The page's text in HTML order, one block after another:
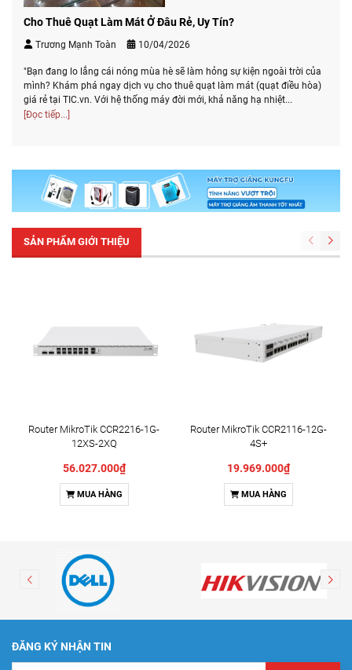
Cho Thuê Quạt Làm Mát Ở Đâu Rẻ, Uy Tín?
Trương Mạnh Toàn 10/04/2026
"Bạn đang lo lắng cái nóng mùa hè sẽ làm hỏng sự kiện ngoài trời của
mình? Khám phá ngay dịch vụ cho thuê quạt làm mát (quạt điều hòa)
giá rẻ tại TIC.vn. Với hệ thống máy đời mới, khả năng hạ nhiệt...
[Đọc tiếp...]
SẢN PHẨM GIỚI THIỆU
Router MikroTik CCR2216-1G-
12XS-2XQ
56.027.000₫
MUA HÀNG
Router MikroTik CCR2116-12G-
4S+
19.969.000₫
MUA HÀNG
ĐĂNG KÝ NHẬN TIN